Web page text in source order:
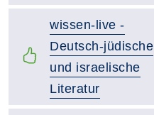
wissen-live -
Deutsch-jüdische
und israelische
Literatur